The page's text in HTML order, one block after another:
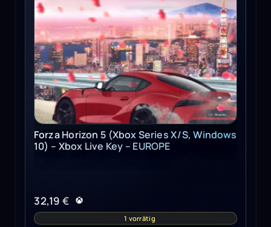
Forza Horizon 5 (Xbox Series X/S, Windows
10) – Xbox Live Key – EUROPE
32,19 €
1 vorrätig